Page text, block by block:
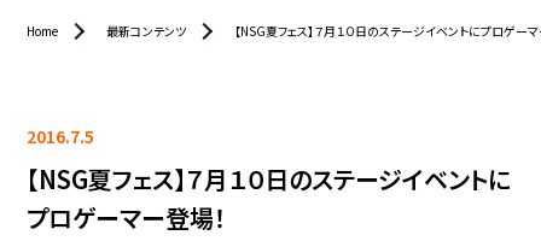
Home 最新コンテンツ 【NSG夏フェス】７月１０日のステージイベントにプロゲー
2016.7.5
【NSG夏フェス】７月１０日のステージイベントに
プロゲーマー登場！